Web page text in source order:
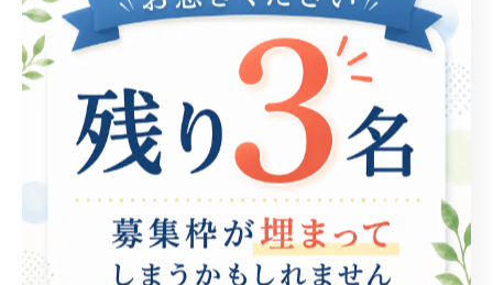
近年、コロナ禍による在宅勤務の導入が進み、リモート
ワークによる仕事の形態が一般化してきました。しか
し、在宅リモートワークができる環境を持たない方々
や、就労支援を必要とする方々は、そのメリットを享受
することができていません。そこで、当社では名古屋で
も安心して在宅リモートワークを行うことができる環境
を整えております。在宅勤務に必要な機器やソフトウェ
ア、ネットワーク環境を整備し、職場から遠隔で安心し